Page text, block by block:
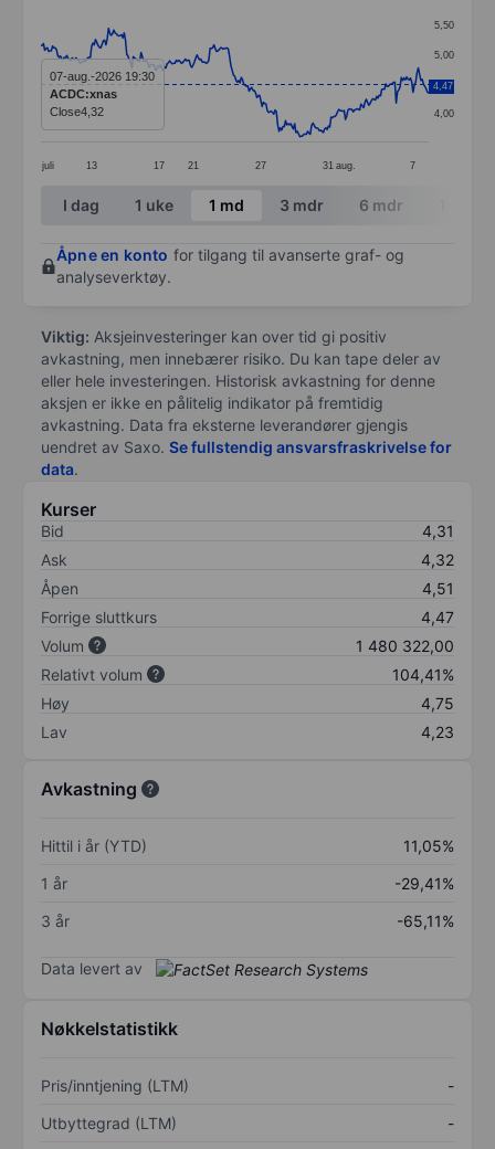
Line chart with 299 data points.
The chart has 1 X axis displaying categories.
The chart has 1 Y axis displaying values. Data
juli 13 17 21 27 31 aug. 7
4,00
4,50
5,00
5,50
4,47
07-aug.-2026 19:30
ACDC:xnas
Close4,32
End of interactive chart.
I dag 1 uke 1 md 3 mdr 6 mdr
Åpne en konto for tilgang til avanserte graf- og
analyseverktøy.
Viktig: Aksjeinvesteringer kan over tid gi positiv
avkastning, men innebærer risiko. Du kan tape deler av
eller hele investeringen. Historisk avkastning for denne
aksjen er ikke en pålitelig indikator på fremtidig
avkastning. Data fra eksterne leverandører gjengis
uendret av Saxo. Se fullstendig ansvarsfraskrivelse for
data.
Kurser
Bid
4,31
Ask
4,32
Åpen
4,51
Forrige sluttkurs
4,47
Volum
1 480 322,00
Relativt volum
104,41%
Høy
4,75
Lav
4,23
Avkastning
Hittil i år (YTD)
11,05%
1 år
-29,41%
3 år
-65,11%
Data levert av
Nøkkelstatistikk
Pris/inntjening (LTM)
-
Utbyttegrad (LTM)
-